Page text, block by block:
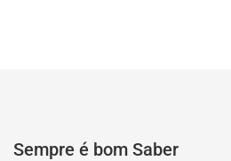
Sempre é bom Saber